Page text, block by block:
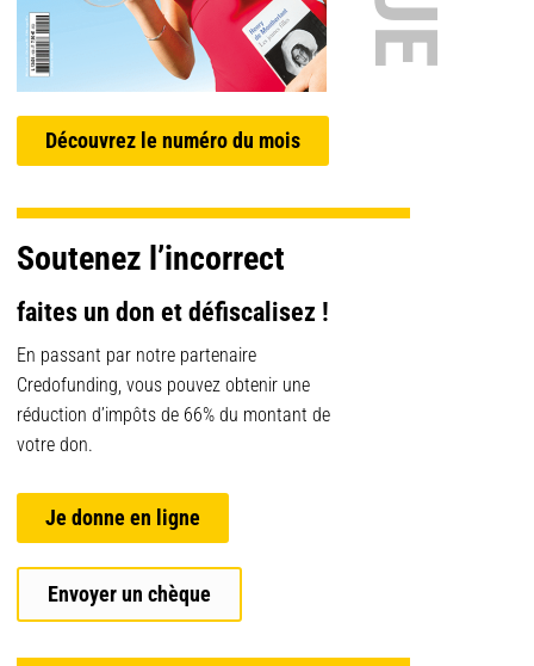
Découvrez le numéro du mois
Soutenez l’incorrect
faites un don et défiscalisez !
En passant par notre partenaire
Credofunding, vous pouvez obtenir une
réduction d’impôts de 66% du montant de
votre don.
Je donne en ligne
Envoyer un chèque